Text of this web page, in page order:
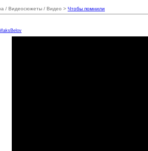
/ Видеосюжеты / Видео > Чтобы помнили
MaksBelov